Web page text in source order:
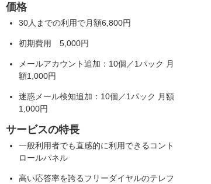
価格
30人までの利用で月額6,800円
初期費用 5,000円
メールアカウント追加：10個／1パック 月
額1,000円
迷惑メール検知追加：10個／1パック 月額
1,000円
サービスの特長
一般利用者でも直感的に利用できるコント
ロールパネル
高い応答率を誇るフリーダイヤルのテレフ